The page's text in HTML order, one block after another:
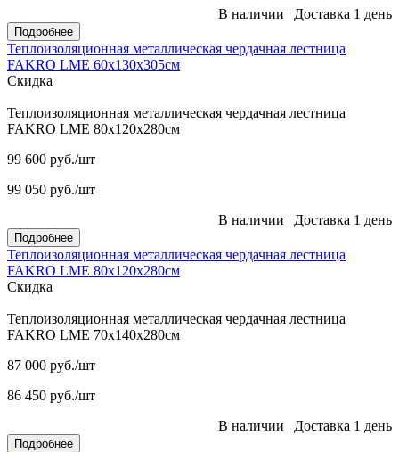
В наличии | Доставка 1 день
Подробнее
Теплоизоляционная металлическая чердачная лестница
FAKRO LME 60х130х305см
Скидка
Теплоизоляционная металлическая чердачная лестница
FAKRO LME 80х120х280см
99 600 руб./шт
99 050 руб./шт
В наличии | Доставка 1 день
Подробнее
Теплоизоляционная металлическая чердачная лестница
FAKRO LME 80х120х280см
Скидка
Теплоизоляционная металлическая чердачная лестница
FAKRO LME 70х140х280см
87 000 руб./шт
86 450 руб./шт
В наличии | Доставка 1 день
Подробнее